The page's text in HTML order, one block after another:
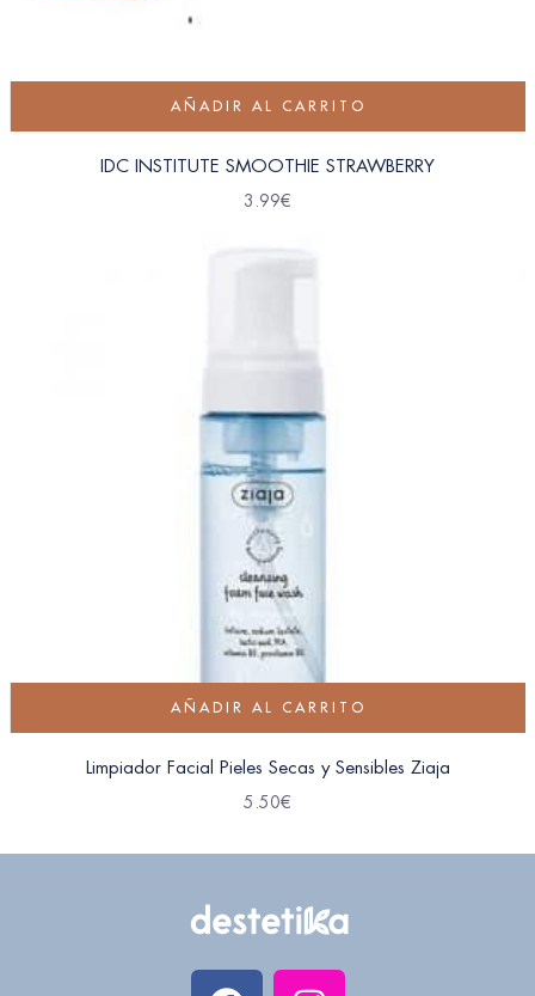
AÑADIR AL CARRITO
IDC INSTITUTE SMOOTHIE STRAWBERRY
3.99€
AÑADIR AL CARRITO
Limpiador Facial Pieles Secas y Sensibles Ziaja
5.50€